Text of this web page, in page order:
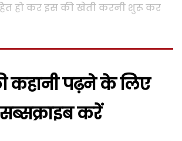
हो कर इस की खेती करनी शुरू कर
कहानी पढ़ने के लिए
सब्सक्राइब करें